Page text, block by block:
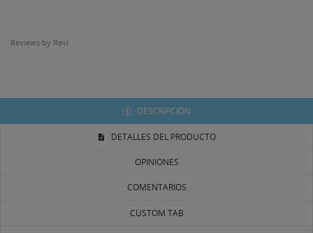
Reviews by Revi
DESCRIPCIÓN
DETALLES DEL PRODUCTO
OPINIONES
COMENTARIOS
CUSTOM TAB
add_circle_outlineCrear nueva lista
((LABEL))
((CANCELTEXT))